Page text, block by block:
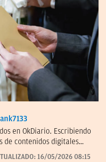
en OkDiario. Escribiendo
de contenidos digitales
16/05/2026 08:15